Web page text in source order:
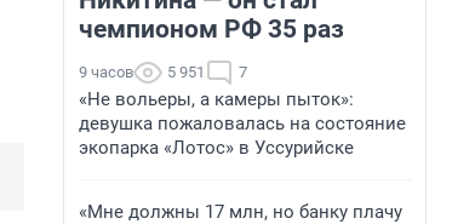
чемпионом РФ 35 раз
9 часов 5 951 7
«Не вольеры, а камеры пыток»:
девушка пожаловалась на состояние
экопарка «Лотос» в Уссурийске
«Мне должны 17 млн, но банку плачу